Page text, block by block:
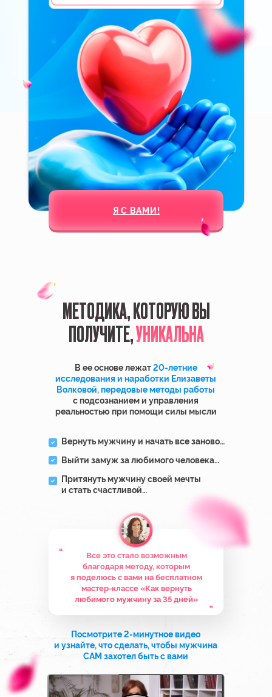
ЖДЕТ АВТОРСКАЯ МОЩНАЯ ОНЛАЙН-
МЕДИТАЦИЯ «ПРИТЯНИ КОНКРЕТНОГО
МУЖЧИНУ ЗА 24 ЧАСА»
за мужчину, жить в созависимых
деструктивных отношениях,
страдать, унижаться, пытаться
подстроиться — это не сделает вас
счастливой! Поймете, что сделать,
чтобы мужчина вернулся сам.
MP3-АУДИО
и уберите ограничивающие
установки, мешающие вам быть
счастливой в любви.
Слушайте ежедневно утром
и вечером в течение 30 дней,
и вы увидите, как изменится
отношение вашего мужчины к вам.
Совместное общее поле всех, кто будет
в эфире, многократно усилит эту
медитацию и позволит вам получить
желаемое очень быстро.
Медитации такого уровня я провожу
программах. Вы не найдете их
больше нигде в интернете
НО И ЭТО ЕЩЕ НЕ ВСЁ!
ВСЕХ, КТО БУДЕТ ДО КОНЦА ВСТРЕЧИ,
“